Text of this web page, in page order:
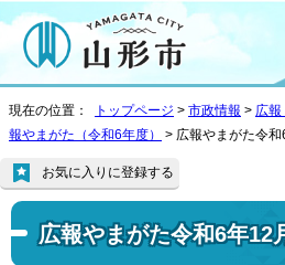
現在の位置： トップページ > 市政情報 > 広報
報やまがた（令和6年度）
> 広報やまがた令
広報やまがた令和6年12
お気に入りに登録する